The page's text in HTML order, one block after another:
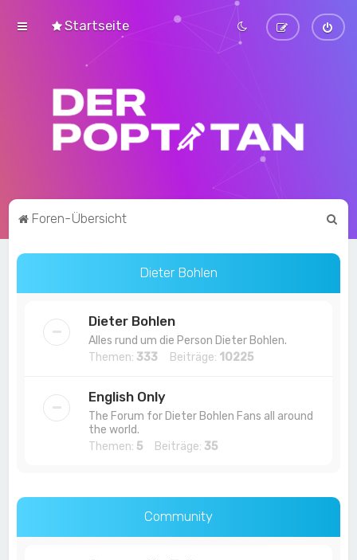
Startseite
Foren-Übersicht
c
Dieter Bohlen
Dieter Bohlen
Alles rund um die Person Dieter Bohlen.
Themen: 333 Beiträge: 10225
English Only
The Forum for Dieter Bohlen Fans all around
the world.
Themen: 5 Beiträge: 35
Community